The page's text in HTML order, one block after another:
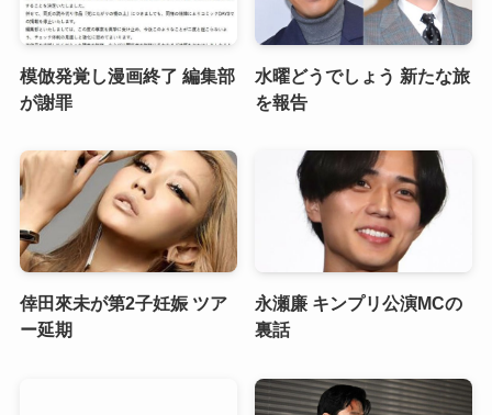
模倣発覚し漫画終了 編集部
が謝罪
水曜どうでしょう 新たな旅
を報告
倖田來未が第2子妊娠 ツア
ー延期
永瀬廉 キンプリ公演MCの
裏話